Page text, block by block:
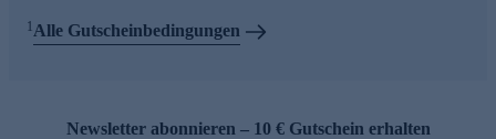
1Alle Gutscheinbedingungen
Newsletter abonnieren – 10 € Gutschein erhalten